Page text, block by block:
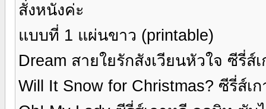
สั่งหนังค่ะ
แบบที่ 1 แผ่นขาว (printable)
Dream สายใยรักสังเวียนหัวใจ ซีรี่
Will It Snow for Christmas? ซีรี่ส์